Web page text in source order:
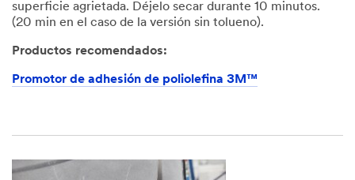
superficie agrietada. Déjelo secar durante 10 minutos.
(20 min en el caso de la versión sin tolueno).
Productos recomendados:
Promotor de adhesión de poliolefina 3M™